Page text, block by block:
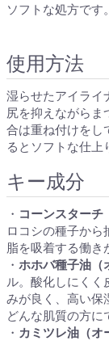
ソフトな処方です
使用方法
湿らせたアイライ
尻を抑えながらま
合は重ね付けをし
るとソフトな仕上
キー成分
・ コーンスターチ
ロコシの種子から
脂を吸着する働き
・ ホホバ種子油（
ル。酸化しにくく
みが良く、高い保
どんな肌質の方に
・ カミツレ油（オ